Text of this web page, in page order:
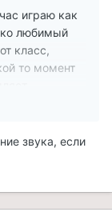
играю как
любимый
класс,
то момент
самым
звука, если